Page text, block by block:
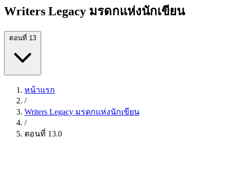
Writers Legacy มรดกแห่งนักเขียน
ตอนที่ 13
หน้าแรก
/
Writers Legacy มรดกแห่งนักเขียน
/
ตอนที่ 13.0